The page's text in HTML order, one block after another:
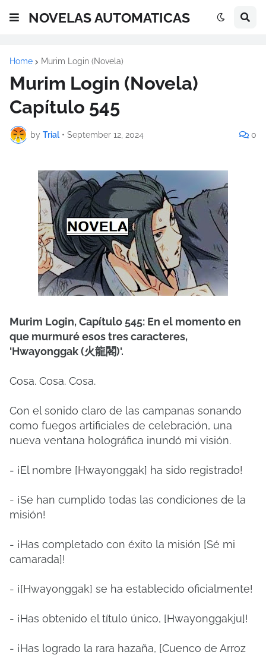
NOVELAS AUTOMATICAS
Home Murim Login (Novela)
Murim Login (Novela)
Capítulo 545
by Trial • September 12, 2024 0
Murim Login, Capítulo 545: En el momento en
que murmuré esos tres caracteres,
'Hwayonggak (火龍閣)'.
Cosa. Cosa. Cosa.
Con el sonido claro de las campanas sonando
como fuegos artificiales de celebración, una
nueva ventana holográfica inundó mi visión.
- ¡El nombre [Hwayonggak] ha sido registrado!
- ¡Se han cumplido todas las condiciones de la
misión!
- ¡Has completado con éxito la misión [Sé mi
camarada]!
- ¡[Hwayonggak] se ha establecido oficialmente!
- ¡Has obtenido el título único, [Hwayonggakju]!
- ¡Has logrado la rara hazaña, [Cuenco de Arroz